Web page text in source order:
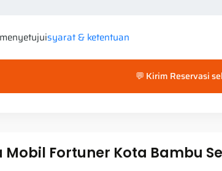
syarat & ketentuan
💬 Kirim Reservasi
Mobil Fortuner Kota Bambu